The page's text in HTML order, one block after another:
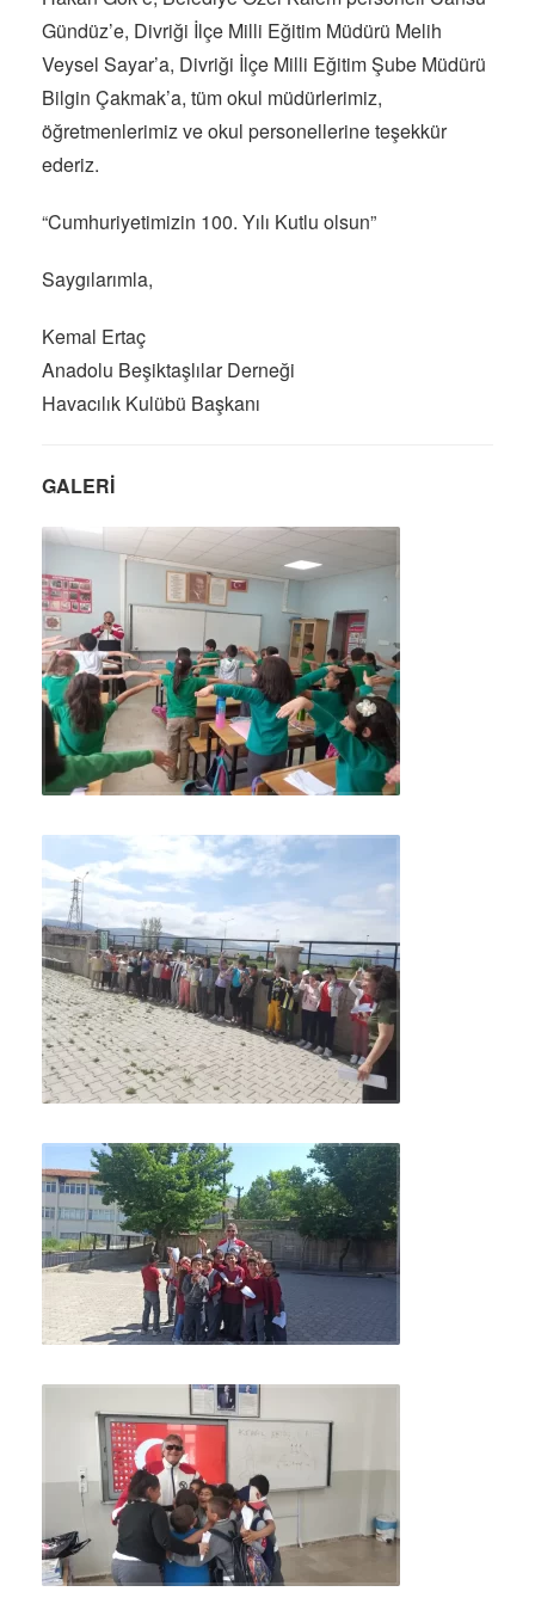
Gündüz’e, Divriği İlçe Milli Eğitim Müdürü Melih
Veysel Sayar’a, Divriği İlçe Milli Eğitim Şube Müdürü
Bilgin Çakmak’a, tüm okul müdürlerimiz,
öğretmenlerimiz ve okul personellerine teşekkür
ederiz.
“Cumhuriyetimizin 100. Yılı Kutlu olsun”
Saygılarımla,
Kemal Ertaç
Anadolu Beşiktaşlılar Derneği
Havacılık Kulübü Başkanı
GALERİ